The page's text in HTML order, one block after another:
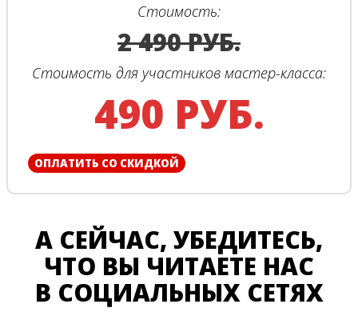
Стоимость:
2 490 РУБ.
Стоимость для участников мастер-класса:
490 РУБ.
ОПЛАТИТЬ СО СКИДКОЙ
А СЕЙЧАС, УБЕДИТЕСЬ,
ЧТО ВЫ ЧИТАЕТЕ НАС
В СОЦИАЛЬНЫХ СЕТЯХ